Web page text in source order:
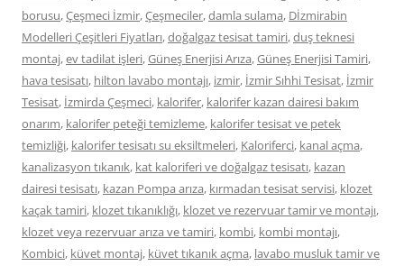
borusu,Çeşmeci İzmir,Çeşmeciler,damla sulama, Dİzmirabin
Modelleri Çeşitleri Fiyatları,doğalgaz tesisat tamiri,duş teknesi
montaj,ev tadilat işleri,Güneş Enerjisi Arıza,Güneş Enerjisi Tamiri,
hava tesisatı, hilton lavabo montajı, izmir, İzmir Sıhhi Tesisat, İzmir
Tesisat, İzmirda Çeşmeci, kalorifer, kalorifer kazan dairesi bakım
onarım, kalorifer peteği temizleme, kalorifer tesisat ve petek
temizliği, kalorifer tesisatı su eksiltmeleri, Kaloriferci, kanal açma,
kanalizasyon tıkanık, kat kaloriferi ve doğalgaz tesisatı, kazan
dairesi tesisatı, kazan Pompa arıza, kırmadan tesisat servisi, klozet
kaçak tamiri, klozet tıkanıklığı, klozet ve rezervuar tamir ve montajı,
klozet veya rezervuar arıza ve tamiri, kombi, kombi montajı,
Kombici, küvet montaj, küvet tıkanık açma, lavabo musluk tamir ve